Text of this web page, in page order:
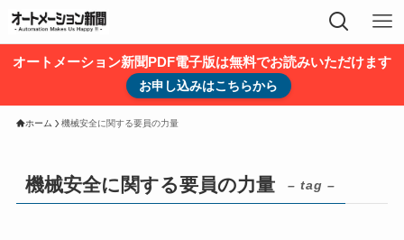
オートメーション新聞PDF電子版は無料でお読みいただけます
お申し込みはこちらから
ホーム 機械安全に関する要員の力量
機械安全に関する要員の力量 – tag –